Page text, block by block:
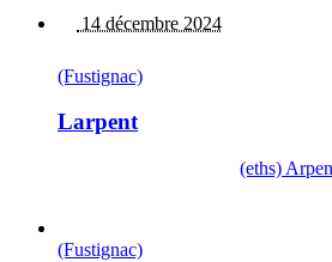
14 décembre 2024
(Fustignac)
Larpent
(eths)
(Fustignac)